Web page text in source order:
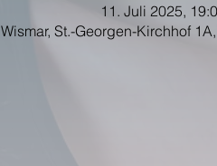
11. Juli 2025,
Wismar, St.-Georgen-Kirchhof